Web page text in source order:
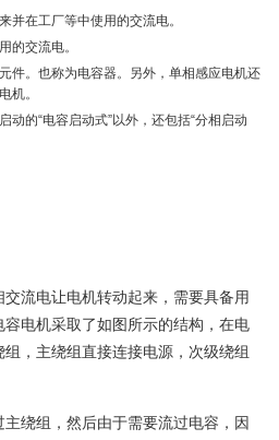
并在工厂等中使用的交流电。
的交流电。
件。也称为电容器。另外，单相感应电机还
机。
动的“电容启动式”以外，还包括“分相启动
流电让电机转动起来，需要具备用
电机采取了如图所示的结构，在电
，主绕组直接连接电源，次级绕组
绕组，然后由于需要流过电容，因